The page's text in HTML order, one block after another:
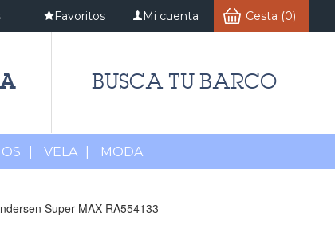
Favoritos Mi cuenta Cesta (0)
BUSCA TU BARCO
VELA MODA
Super MAX RA554133